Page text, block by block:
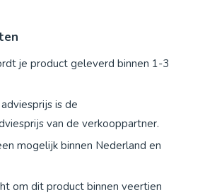
je product geleverd binnen 1-3
is de
van de verkooppartner.
mogelijk binnen Nederland en
om dit product binnen veertien